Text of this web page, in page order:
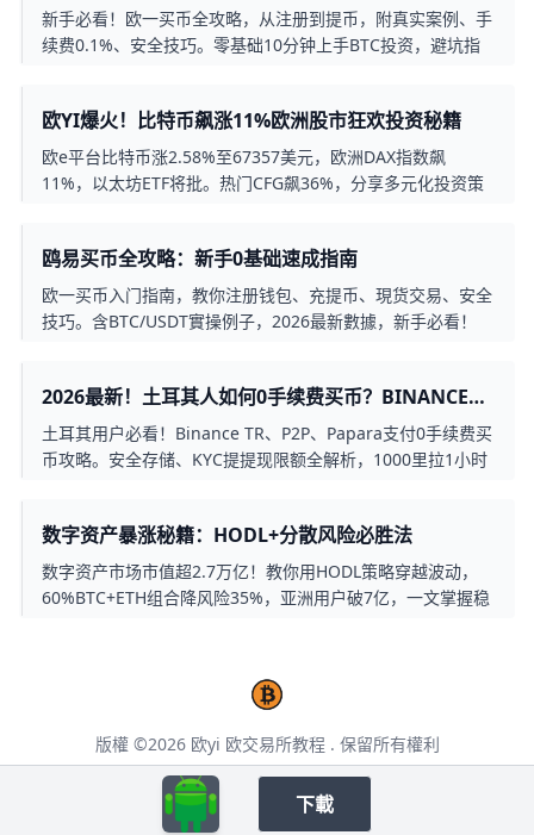
新手必看！欧一买币全攻略，从注册到提币，附真实案例、手
续费0.1%、安全技巧。零基础10分钟上手BTC投资，避坑指
欧YI爆火！比特币飙涨11%欧洲股市狂欢投资秘籍
欧e平台比特币涨2.58%至67357美元，欧洲DAX指数飙
11%，以太坊ETF将批。热门CFG飙36%，分享多元化投资策
鸥易买币全攻略：新手0基础速成指南
欧一买币入门指南，教你注册钱包、充提币、現货交易、安全
技巧。含BTC/USDT實操例子，2026最新數據，新手必看！
2026最新！土耳其人如何0手续费买币？BINANCE全
攻略
土耳其用户必看！Binance TR、P2P、Papara支付0手续费买
币攻略。安全存储、KYC提提现限额全解析，1000里拉1小时
数字资产暴涨秘籍：HODL+分散风险必胜法
数字资产市场市值超2.7万亿！教你用HODL策略穿越波动，
60%BTC+ETH组合降风险35%，亚洲用户破7亿，一文掌握稳
版權 ©2026欧yi 欧交易所教程 . 保留所有權利
本页面包含第三方合作推广链接，点击后将跳转至第三方网站，请仔细阅读其用户
下載